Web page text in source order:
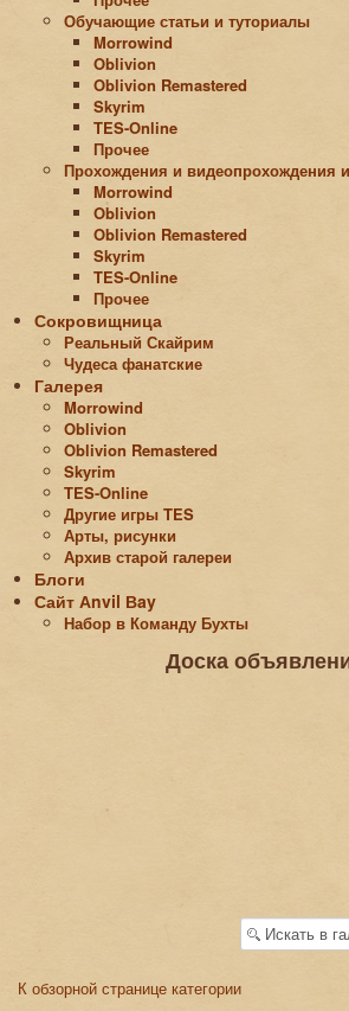
Обучающие статьи и туториалы
Morrowind
Oblivion
Oblivion Remastered
Skyrim
TES-Online
Прочее
Прохождения и видеопрохождения
Morrowind
Oblivion
Oblivion Remastered
Skyrim
TES-Online
Прочее
Сокровищница
Реальный Скайрим
Чудеса фанатские
Галерея
Morrowind
Oblivion
Oblivion Remastered
Skyrim
TES-Online
Другие игры TES
Арты, рисунки
Архив старой галереи
Блоги
Сайт Аnvil Вay
Набор в Команду Бухты
Доска
К обзорной странице категории